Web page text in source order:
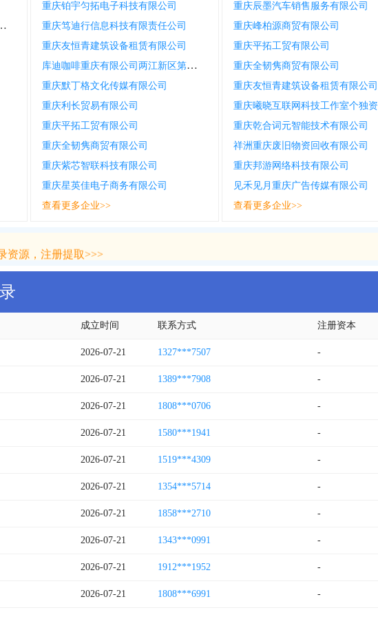
江新区第八分公司
重庆铂宇匀拓电子科技有限公司
重庆笃迪行信息科技有限责任公司
重庆友恒青建筑设备租赁有限公司
库迪咖啡重庆有限公司两江新区第八分公司
重庆默丁格文化传媒有限公司
重庆利长贸易有限公司
重庆平拓工贸有限公司
重庆全韧隽商贸有限公司
重庆紫芯智联科技有限公司
重庆星英佳电子商务有限公司
查看更多企业>>
重庆辰墨汽车销售服务有限公司
重庆峰柏源商贸有限公司
重庆平拓工贸有限公司
重庆全韧隽商贸有限公司
重庆友恒青建筑设备租赁有限公司
重庆曦晓互联网科技工作室个独资
重庆乾合词元智能技术有限公司
祥洲重庆废旧物资回收有限公司
重庆邦游网络科技有限公司
见禾见月重庆广告传媒有限公司
查看更多企业>>
资源，注册提取>>>
成立时间 联系方式 注册资本
2026-07-21 1327***7507 -
2026-07-21 1389***7908 -
2026-07-21 1808***0706 -
2026-07-21 1580***1941 -
2026-07-21 1519***4309 -
2026-07-21 1354***5714 -
2026-07-21 1858***2710 -
2026-07-21 1343***0991 -
2026-07-21 1912***1952 -
2026-07-21 1808***6991 -